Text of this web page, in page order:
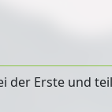
der Erste und